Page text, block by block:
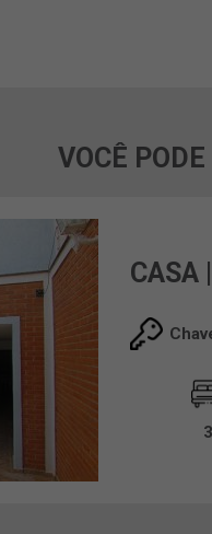
VOCÊ
CASA
3